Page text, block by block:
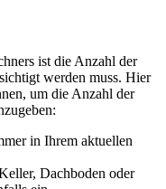
ist die Anzahl der
werden muss. Hier
um die Anzahl der
in Ihrem aktuellen
Dachboden oder